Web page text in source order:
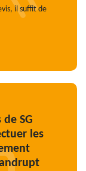
il suffit de
de SG
les